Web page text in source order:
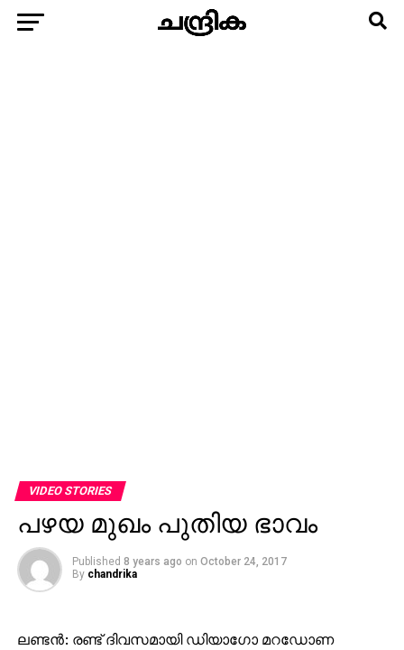
VIDEO STORIES
പഴയ മുഖം പുതിയ ഭാവം
Published 8 years ago on October 24, 2017
By chandrika
ലണ്ടന്‍: രണ്ട് ദിവസമായി ഡിയാഗോ മറഡോണ